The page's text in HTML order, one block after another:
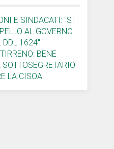
E SINDACATI: "SI
AL GOVERNO
DDL 1624"
BENE
LA CISOA